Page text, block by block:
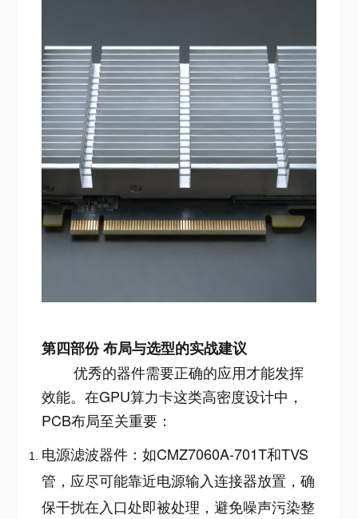
第四部份 布局与选型的实战建议
优秀的器件需要正确的应用才能发挥
效能。在GPU算力卡这类高密度设计中，
PCB布局至关重要：
电源滤波器件：如CMZ7060A-701T和TVS
管，应尽可能靠近电源输入连接器放置，确
保干扰在入口处即被处理，避免噪声污染整